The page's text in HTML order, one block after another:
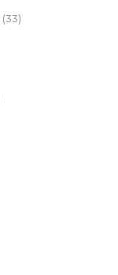
(33)